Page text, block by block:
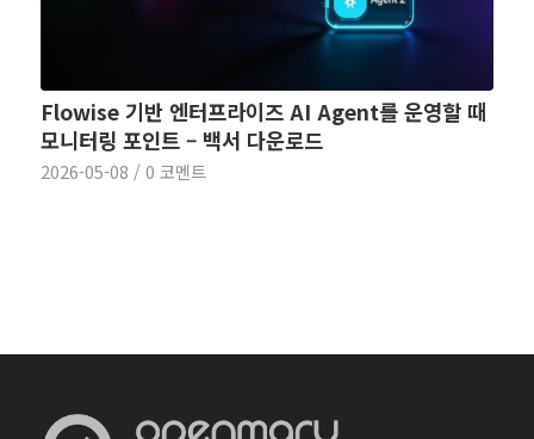
Flowise 기반 엔터프라이즈 AI Agent를 운영할 때
모니터링 포인트 – 백서 다운로드
2026-05-08 / 0 코멘트